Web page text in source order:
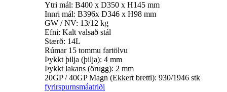
Ytri mál: B400 x D350 x H145 mm
Innri mál: B396x D346 x H98 mm
GW / NV: 13/12 kg
Efni: Kalt valsað stál
Stærð: 14L
Rúmar 15 tommu fartölvu
Þykkt þilja (þilja): 4 mm
Þykkt lakans (örugg): 2 mm
20GP / 40GP Magn (Ekkert bretti): 930/1946 stk
fyrirspurnsmáatriði